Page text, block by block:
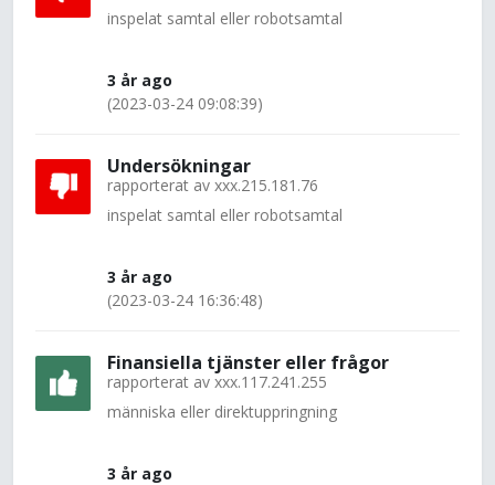
inspelat samtal eller robotsamtal
3 år ago
(2023-03-24 09:08:39)
Undersökningar
rapporterat av xxx.215.181.76
inspelat samtal eller robotsamtal
3 år ago
(2023-03-24 16:36:48)
Finansiella tjänster eller frågor
rapporterat av xxx.117.241.255
människa eller direktuppringning
3 år ago